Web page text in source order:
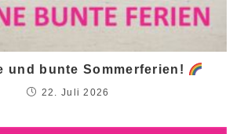
und bunte Sommerferien!
22. Juli 2026